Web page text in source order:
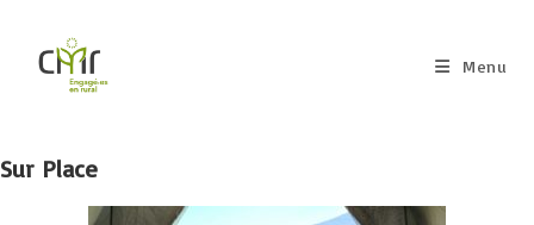
Menu
Sur Place